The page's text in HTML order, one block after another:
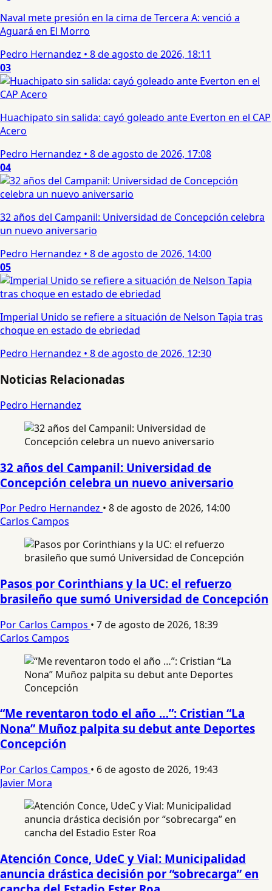
Naval mete presión en la cima de Tercera A: venció a
Aguará en El Morro
Pedro Hernandez • 8 de agosto de 2026, 18:11
03
Huachipato sin salida: cayó goleado ante Everton en el CAP
Acero
Pedro Hernandez • 8 de agosto de 2026, 17:08
04
32 años del Campanil: Universidad de Concepción celebra
un nuevo aniversario
Pedro Hernandez • 8 de agosto de 2026, 14:00
05
Imperial Unido se refiere a situación de Nelson Tapia tras
choque en estado de ebriedad
Pedro Hernandez • 8 de agosto de 2026, 12:30
Noticias Relacionadas
Pedro Hernandez
32 años del Campanil: Universidad de
Concepción celebra un nuevo aniversario
Por Pedro Hernandez • 8 de agosto de 2026, 14:00
Carlos Campos
Pasos por Corinthians y la UC: el refuerzo
brasileño que sumó Universidad de Concepción
Por Carlos Campos • 7 de agosto de 2026, 18:39
Carlos Campos
“Me reventaron todo el año …”: Cristian “La
Nona” Muñoz palpita su debut ante Deportes
Concepción
Por Carlos Campos • 6 de agosto de 2026, 19:43
Javier Mora
Atención Conce, UdeC y Vial: Municipalidad
anuncia drástica decisión por “sobrecarga” en